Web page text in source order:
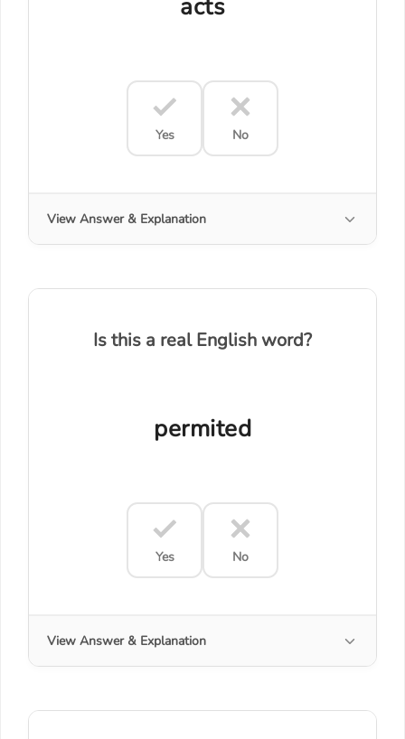
acts
Yes No
View Answer & Explanation
Is this a real English word?
permited
Yes No
View Answer & Explanation